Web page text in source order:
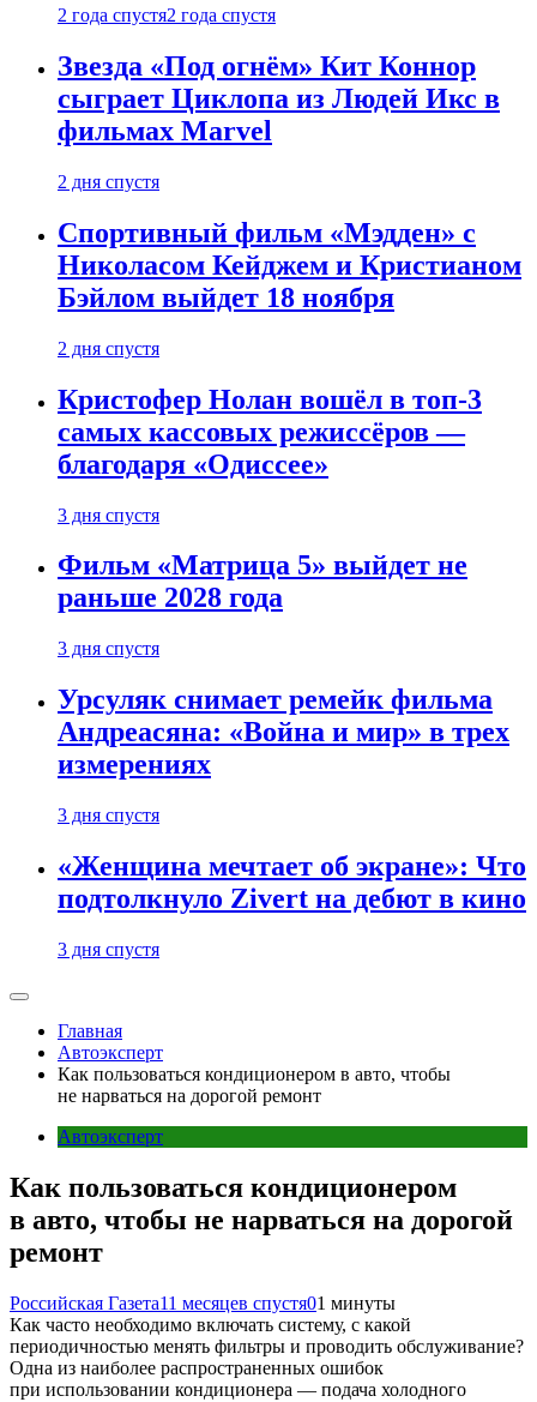
2 года спустя2 года спустя
Звезда «Под огнём» Кит Коннор
сыграет Циклопа из Людей Икс в
фильмах Marvel
2 дня спустя
Спортивный фильм «Мэдден» с
Николасом Кейджем и Кристианом
Бэйлом выйдет 18 ноября
2 дня спустя
Кристофер Нолан вошёл в топ-3
самых кассовых режиссёров —
благодаря «Одиссее»
3 дня спустя
Фильм «Матрица 5» выйдет не
раньше 2028 года
3 дня спустя
Урсуляк снимает ремейк фильма
Андреасяна: «Война и мир» в трех
измерениях
3 дня спустя
«Женщина мечтает об экране»: Что
подтолкнуло Zivert на дебют в кино
3 дня спустя
Главная
Автоэксперт
Как пользоваться кондиционером в авто, чтобы
не нарваться на дорогой ремонт
Автоэксперт
Как пользоваться кондиционером
в авто, чтобы не нарваться на дорогой
ремонт
Российская Газета11 месяцев спустя01 минуты
Как часто необходимо включать систему, с какой
периодичностью менять фильтры и проводить обслуживание?
Одна из наиболее распространенных ошибок
при использовании кондиционера — подача холодного